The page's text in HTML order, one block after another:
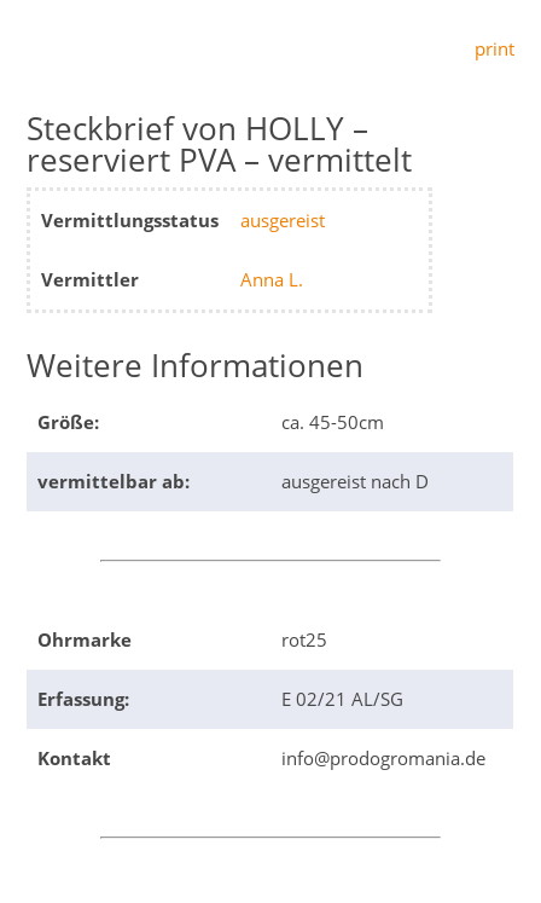
print
HOLLY –
reserviert PVA – vermittelt
Vermittlungsstatus ausgereist
Vermittler Anna L.
Weitere Informationen
Größe: ca. 45-50cm
vermittelbar ab: ausgereist nach D
Ohrmarke rot25
Erfassung: E 02/21 AL/SG
Kontakt info@prodogromania.de